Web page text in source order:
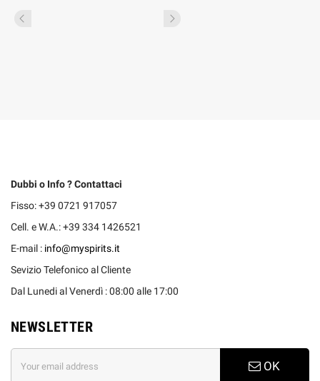
Dubbi o Info ? Contattaci
Fisso: +39 0721 917057
Cell. e W.A.: +39 334 1426521
E-mail : info@myspirits.it
Sevizio Telefonico al Cliente
Dal Lunedi al Venerdì : 08:00 alle 17:00
NEWSLETTER
OK